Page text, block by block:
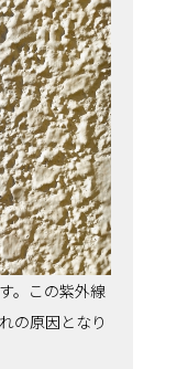
。この紫外線
の原因となり